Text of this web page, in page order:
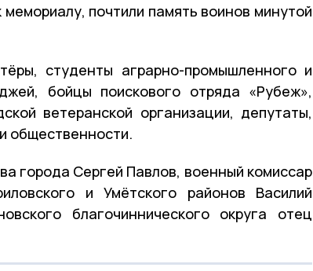
почтили память воинов минутой
студенты аграрно-промышленного и
бойцы поискового отряда «Рубеж»,
ветеранской организации, депутаты,
общественности.
города Сергей Павлов, военный комиссар
и Умётского районов Василий
благочиннического округа отец